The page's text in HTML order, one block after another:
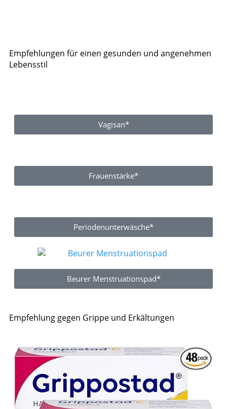
Empfehlungen für einen gesunden und angenehmen
Lebensstil
Vagisan*
Frauenstärke*
Periodenunterwäsche*
Beurer Menstruationspad*
Empfehlung gegen Grippe und Erkältungen